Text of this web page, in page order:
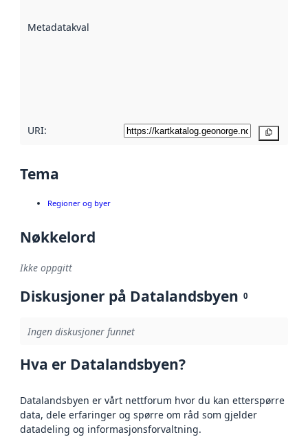
Metadatakvalitet
URI:
Tema
Regioner og byer
Nøkkelord
Ikke oppgitt
Diskusjoner på Datalandsbyen 0
Ingen diskusjoner funnet
Hva er Datalandsbyen?
Datalandsbyen er vårt nettforum hvor du kan etterspørre
data, dele erfaringer og spørre om råd som gjelder
datadeling og informasjonsforvaltning.